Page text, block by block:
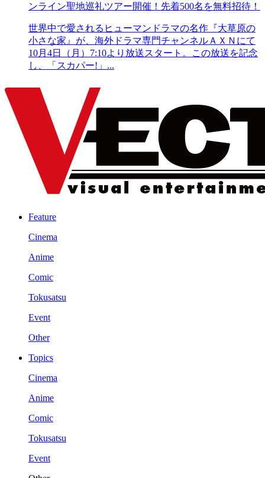
ンライン聖地巡礼ツアー開催！先着500名を無料招待！
世界中で愛されるヒューマンドラマの名作『大草原の
小さな家』が、海外ドラマ専門チャンネルＡＸＮにて
10月4日（月）7:10より放送スタート。この放送を記念
し、「スカパー!」...
Feature
Cinema
Anime
Comic
Tokusatsu
Event
Other
Topics
Cinema
Anime
Comic
Tokusatsu
Event